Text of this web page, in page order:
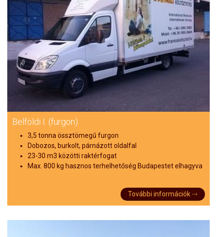
Belföldi I. (furgon)
3,5 tonna össztömegű furgon
Dobozos, burkolt, párnázott oldalfal
23-30 m3 közötti raktérfogat
Max. 800 kg hasznos terhelhetőség Budapestet elhagyva
További információk ⤑